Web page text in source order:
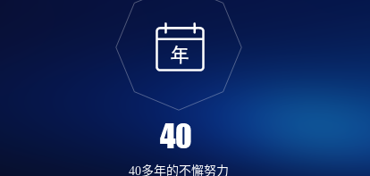
40多年的不懈努力